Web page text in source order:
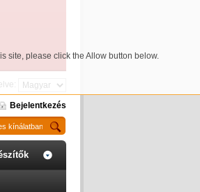
site, please click the Allow button below.
Bejelentkezés